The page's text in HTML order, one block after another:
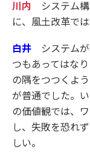
川内 システム
に、風土改革で
白井 システム
つもあってはな
の隅をつつくよ
が普通でした。
の価値観では、
し、失敗を恐れ
しい。